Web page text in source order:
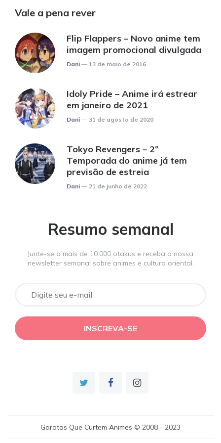
Vale a pena rever
Flip Flappers – Novo anime tem
imagem promocional divulgada
Posted
Dani 13 de maio de 2016
Idoly Pride – Anime irá estrear
em janeiro de 2021
Posted
Dani 31 de agosto de 2020
Tokyo Revengers – 2º
Temporada do anime já tem
previsão de estreia
Posted
Dani 21 de junho de 2022
Resumo semanal
Junte-se a mais de 10.000 otakus e receba a nossa
newsletter semanal sobre animes e cultura oriental.
Garotas Que Curtem Animes © 2008 - 2023